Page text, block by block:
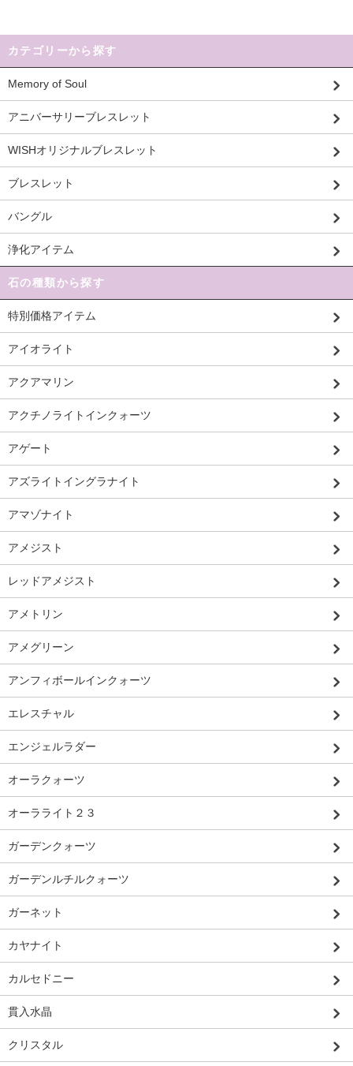
カテゴリーから探す
Memory of Soul
アニバーサリーブレスレット
WISHオリジナルブレスレット
ブレスレット
バングル
浄化アイテム
石の種類から探す
特別価格アイテム
アイオライト
アクアマリン
アクチノライトインクォーツ
アゲート
アズライトイングラナイト
アマゾナイト
アメジスト
レッドアメジスト
アメトリン
アメグリーン
アンフィボールインクォーツ
エレスチャル
エンジェルラダー
オーラクォーツ
オーラライト２３
ガーデンクォーツ
ガーデンルチルクォーツ
ガーネット
カヤナイト
カルセドニー
貫入水晶
クリスタル